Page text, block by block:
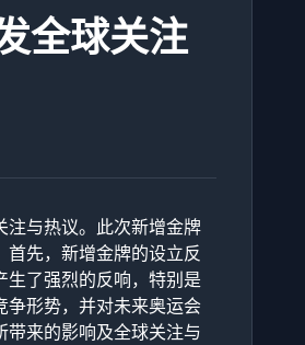
全球关注
注与热议。此次新增金牌
先，新增金牌的设立反
生了强烈的反响，特别是
争形势，并对未来奥运会
带来的影响及全球关注与